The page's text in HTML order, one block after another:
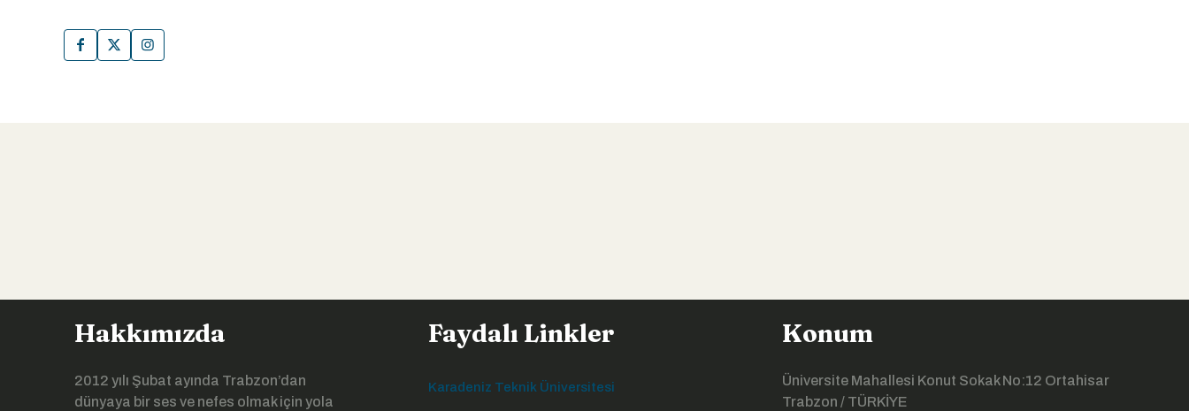
Hakkımızda
2012 yılı Şubat ayında Trabzon’dan
dünyaya bir ses ve nefes olmak için yola
Faydalı Linkler
Karadeniz Teknik Üniversitesi
Konum
Üniversite Mahallesi Konut Sokak No:12 Ortahisar
Trabzon / TÜRKİYE